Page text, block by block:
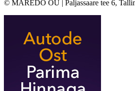
© MAREDO OÜ | Paljassaare tee 6,